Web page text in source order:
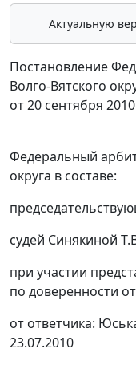
Актуальную
Постановление
Волго-Вятского
от 20 сентября
Федеральный
округа в составе:
судей Синякиной
при участии
по доверенности
от ответчика:
23.07.2010